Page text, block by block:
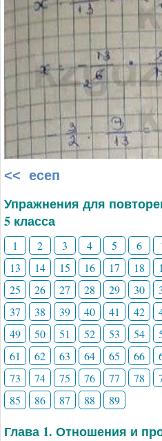
<< есеп
Упражнения для
5 класса
1 2 3 4 5 6
13
14 15 16 17 18
25
26 27 28 29 30
37
38 39 40 41 42
49
50 51 52 53 54
61
62 63 64 65 66
73
74 75 76 77 78
85
86 87 88 89
Глава 1. Отношения и